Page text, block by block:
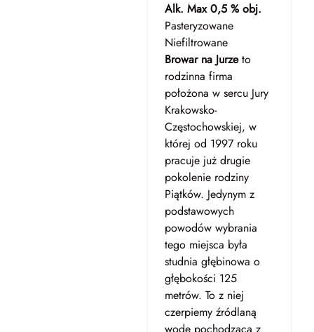
Alk. Max 0,5 % obj.
Pasteryzowane
Niefiltrowane
Browar na Jurzeto
rodzinna firma
położona w sercu Jury
Krakowsko-
Częstochowskiej, w
której od 1997 roku
pracuje już drugie
pokolenie rodziny
Piątków. Jedynym z
podstawowych
powodów wybrania
tego miejsca była
studnia głębinowa o
głębokości 125
metrów. To z niej
czerpiemy źródlaną